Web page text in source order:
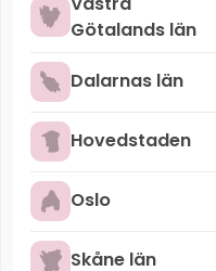
Götalands län
Dalarnas län
Hovedstaden
Oslo
Skåne län